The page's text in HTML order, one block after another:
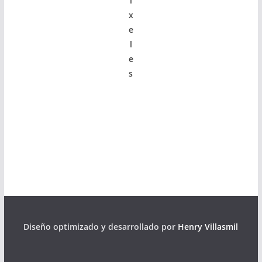
x
e
l
e
s
Diseño optimizado y desarrollado por Henry Villasmil